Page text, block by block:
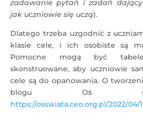
zadawanie pytań i zadań
jak uczniowie się uczą).
Dlatego trzeba uzgodnić z
klasie cele, i ich osobiste są
Pomocne mogą być
skonstruowane, aby uczniowie
cele są do opanowania. O
blogu Oś
https://osswiata.ceo.org.pl/2022/04/